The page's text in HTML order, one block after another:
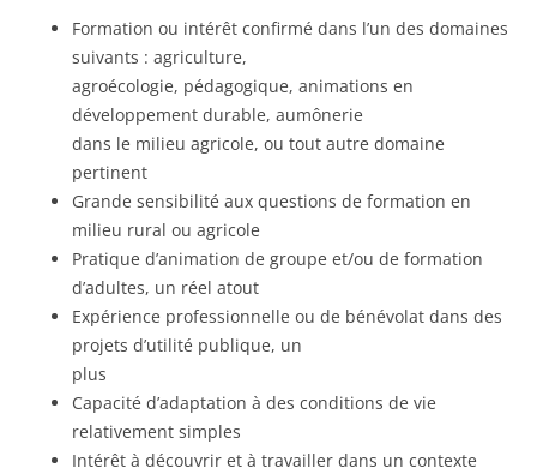
Formation ou intérêt confirmé dans l’un des domaines
suivants : agriculture,
agroécologie, pédagogique, animations en
développement durable, aumônerie
dans le milieu agricole, ou tout autre domaine
pertinent
Grande sensibilité aux questions de formation en
milieu rural ou agricole
Pratique d’animation de groupe et/ou de formation
d’adultes, un réel atout
Expérience professionnelle ou de bénévolat dans des
projets d’utilité publique, un
plus
Capacité d’adaptation à des conditions de vie
relativement simples
Intérêt à découvrir et à travailler dans un contexte